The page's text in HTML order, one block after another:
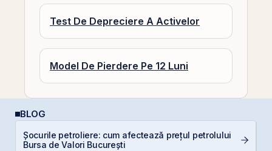
Test De Depreciere A Activelor
Model De Pierdere Pe 12 Luni
BLOG
Șocurile petroliere: cum afectează prețul petrolului
Bursa de Valori București